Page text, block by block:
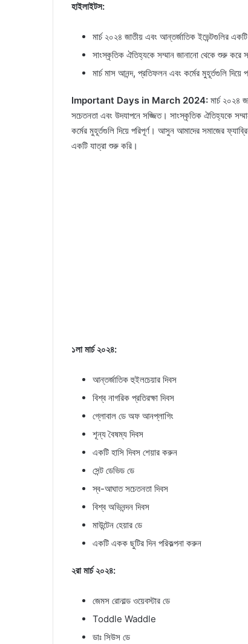
হাইলাইটস:
মার্চ ২০২৪ জাতীয় এবং আন্তর্জাতিক ইভেন্টগুলির
সাংস্কৃতিক ঐতিহ্যকে সম্মান জানানো থেকে শুরু করে
মার্চ মাস আনন্দ, প্রতিফলন এবং কর্মের মুহূর্তগুলি দিয়ে
Important Days in March 2024: মার্চ ২০২৪
সচেতনতা এবং উদযাপনে সজ্জিত। সাংস্কৃতিক ঐতিহ্যকে
কর্মের মুহূর্তগুলি দিয়ে পরিপূর্ণ। আসুন আমাদের সমাজের
একটি যাত্রা শুরু করি।
১লা মার্চ ২০২৪:
আন্তর্জাতিক হুইলচেয়ার দিবস
বিশ্ব নাগরিক প্রতিরক্ষা দিবস
গ্লোবাল ডে অফ আনপ্লাগিং
শূন্য বৈষম্য দিবস
একটি হাসি দিবস শেয়ার করুন
সেন্ট ডেভিড ডে
স্ব-আঘাত সচেতনতা দিবস
বিশ্ব অভিনন্দন দিবস
মাউন্টেন হেয়ার ডে
একটি একক ছুটির দিন পরিকল্পনা করুন
২রা মার্চ ২০২৪:
জেমস রোনাল্ড ওয়েবস্টার ডে
Toddle Waddle
ডাঃ সিউস ডে